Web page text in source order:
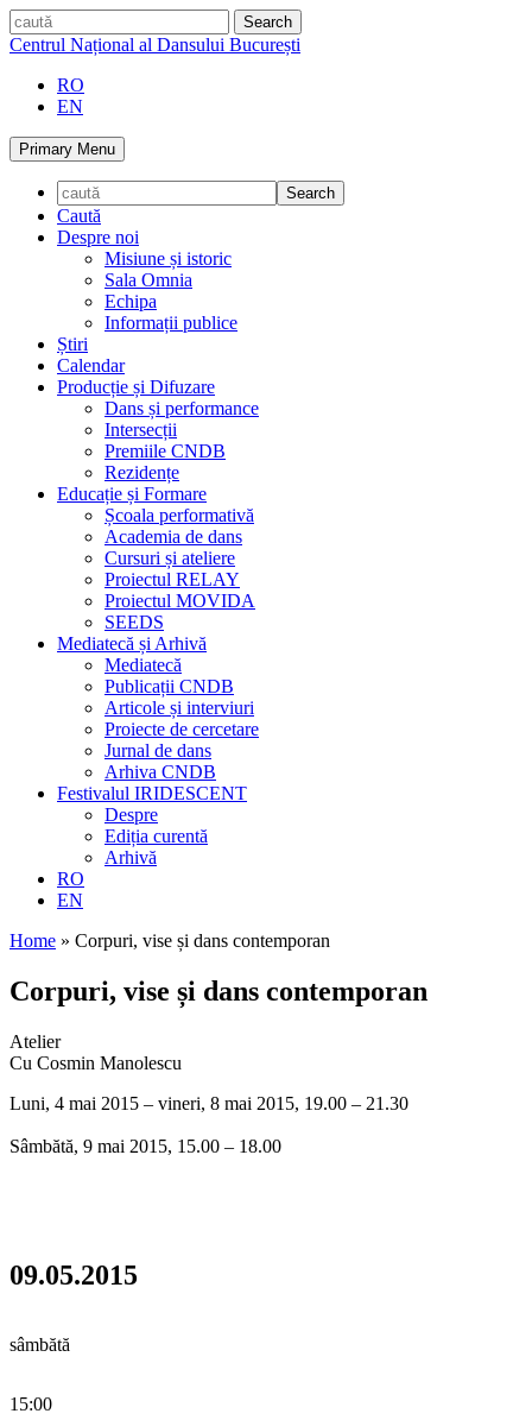
Skip
to
caută
Centrul Național al Dansului București
RO
EN
Primary Menu
Caută
Despre noi
Misiune și istoric
Sala Omnia
Echipa
Informații publice
Știri
Calendar
Producție și Difuzare
Dans și performance
Intersecții
Premiile CNDB
Rezidențe
Educație și Formare
Școala performativă
Academia de dans
Cursuri și ateliere
Proiectul RELAY
Proiectul MOVIDA
SEEDS
Mediatecă și Arhivă
Mediatecă
Publicații CNDB
Articole și interviuri
Proiecte de cercetare
Jurnal de dans
Arhiva CNDB
Festivalul IRIDESCENT
Despre
Ediția curentă
Arhivă
RO
EN
Home » Corpuri, vise și dans contemporan
Corpuri, vise și dans contemporan
Atelier
Cu Cosmin Manolescu
Luni, 4 mai 2015 – vineri, 8 mai 2015, 19.00 – 21.30
Sâmbătă, 9 mai 2015, 15.00 – 18.00
09.05.2015
sâmbătă
15:00